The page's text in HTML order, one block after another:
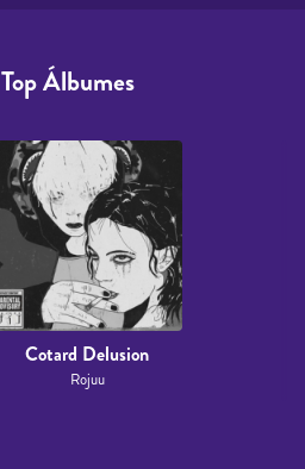
Top Álbumes
Cotard Delusion
Rojuu